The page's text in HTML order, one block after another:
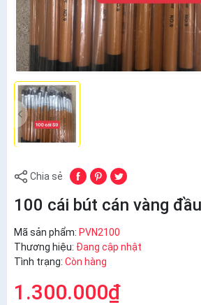
Chia sẻ
100 cái bút cán vàng
Mã sản phẩm: PVN2100
Thương hiệu: Đang cập nhật
Tình trạng: Còn hàng
1.300.000₫